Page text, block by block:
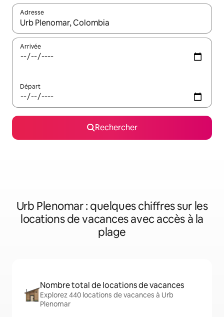
Adresse
Lorsque les résultats s'affichent, utilisez les flèches vers le
Arrivée
Départ
Rechercher
Urb Plenomar : quelques chiffres sur les
locations de vacances avec accès à la
plage
Nombre total de locations de vacances
Explorez 440 locations de vacances à Urb
Plenomar